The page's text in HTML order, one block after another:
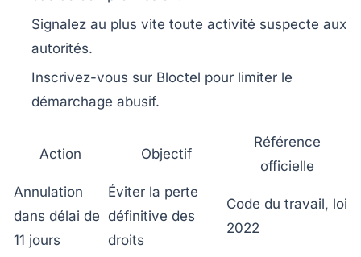
Signalez au plus vite toute activité suspecte aux
autorités.
Inscrivez-vous sur Bloctel pour limiter le
démarchage abusif.
Action Objectif
Référence
officielle
Annulation
dans délai de
11 jours
Éviter la perte
définitive des
droits
Code du travail, loi
2022